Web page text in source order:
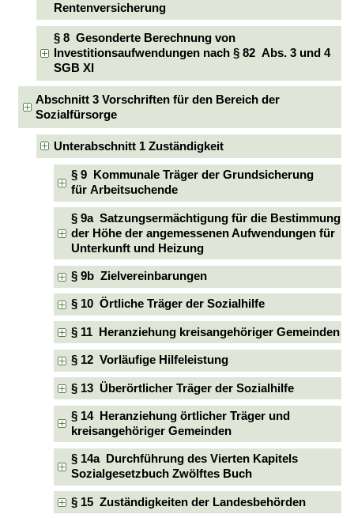
Rentenversicherung
§ 8 Gesonderte Berechnung von
Investitionsaufwendungen nach § 82 Abs. 3 und 4
SGB XI
Abschnitt 3 Vorschriften für den Bereich der
Sozialfürsorge
Unterabschnitt 1 Zuständigkeit
§ 9 Kommunale Träger der Grundsicherung
für Arbeitsuchende
§ 9a Satzungsermächtigung für die Bestimmung
der Höhe der angemessenen Aufwendungen für
Unterkunft und Heizung
§ 9b Zielvereinbarungen
§ 10 Örtliche Träger der Sozialhilfe
§ 11 Heranziehung kreisangehöriger Gemeinden
§ 12 Vorläufige Hilfeleistung
§ 13 Überörtlicher Träger der Sozialhilfe
§ 14 Heranziehung örtlicher Träger und
kreisangehöriger Gemeinden
§ 14a Durchführung des Vierten Kapitels
Sozialgesetzbuch Zwölftes Buch
§ 15 Zuständigkeiten der Landesbehörden